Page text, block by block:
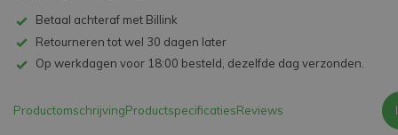
Betaal achteraf met Billink
Retourneren tot wel 30 dagen later
Op werkdagen voor 18:00 besteld, dezelfde dag verzonden.
ProductomschrijvingProductspecificatiesReviews